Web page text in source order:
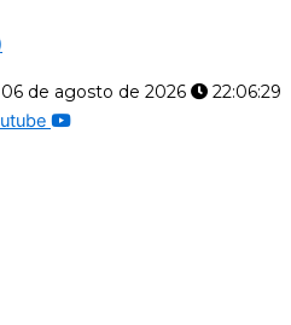
06 de agosto de 2026
22:06:29